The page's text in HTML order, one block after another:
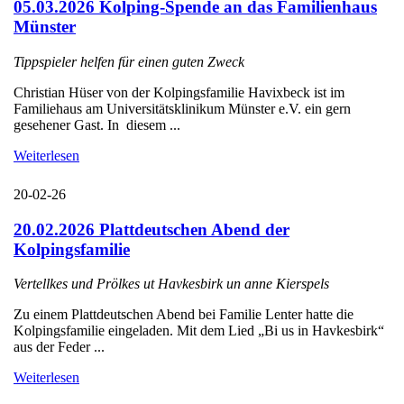
05.03.2026 Kolping-Spende an das Familienhaus
Münster
Tippspieler helfen für einen guten Zweck
Christian Hüser von der Kolpingsfamilie Havixbeck ist im
Familiehaus am Universitätsklinikum Münster e.V. ein gern
gesehener Gast. In diesem ...
Weiterlesen
20-02-26
20.02.2026 Plattdeutschen Abend der
Kolpingsfamilie
Vertellkes und Prölkes ut Havkesbirk un anne Kierspels
Zu einem Plattdeutschen Abend bei Familie Lenter hatte die
Kolpingsfamilie eingeladen. Mit dem Lied „Bi us in Havkesbirk“
aus der Feder ...
Weiterlesen